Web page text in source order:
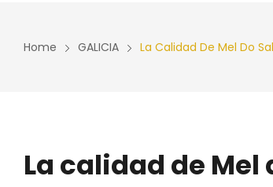
Home GALICIA La Calidad De Mel Do
La calidad de